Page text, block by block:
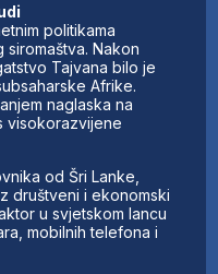
politikama
Nakon
Tajvana bilo je
Afrike.
naglaska na
visokorazvijene
od Šri Lanke,
društveni i ekonomski
u svjetskom lancu
mobilnih telefona i